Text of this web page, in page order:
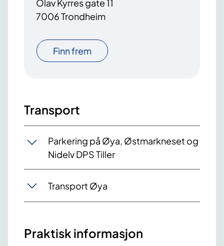
Olav Kyrres gate 11
7006 Trondheim
Finn frem
Transport
Parkering på Øya, Østmarkneset og
Nidelv DPS Tiller
Transport Øya
Praktisk informasjon